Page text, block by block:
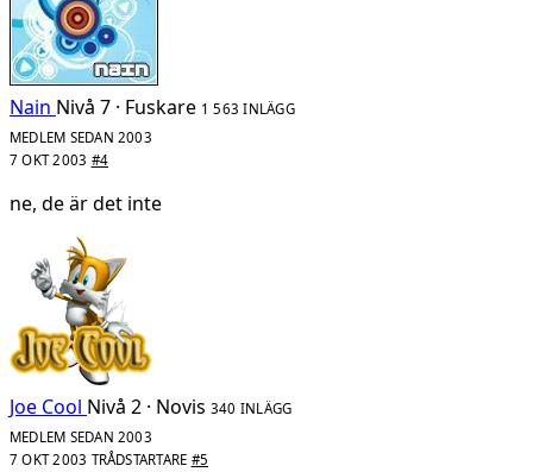
Nain Nivå 7 · Fuskare 1 563 INLÄGG
MEDLEM SEDAN 2003
7 OKT 2003 #4
ne, de är det inte
Joe Cool Nivå 2 · Novis 340 INLÄGG
MEDLEM SEDAN 2003
7 OKT 2003 TRÅDSTARTARE #5